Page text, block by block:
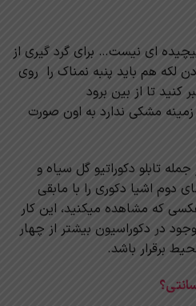
ای نیست… برای گرد گیری از
لکه هم باید پنبه نمناک را روی
کنید تا از بین برود
مشکی ندارد به اون صورت
تابلو دکوراتیو گل سیاه و
دوم اشیا دکوری را با مابقی
که مشاهده میکنید، این کار
در دکوراسیون بیشتر از چهار
برقرار باشد.